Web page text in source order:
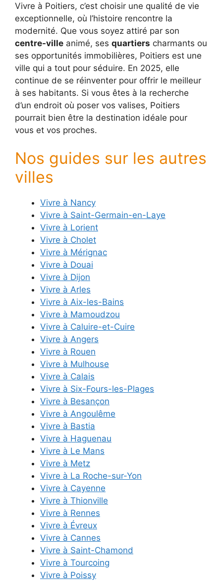
Vivre à Poitiers, c’est choisir une qualité de vie
exceptionnelle, où l’histoire rencontre la
modernité. Que vous soyez attiré par son
centre-ville animé, ses quartiers charmants ou
ses opportunités immobilières, Poitiers est une
ville qui a tout pour séduire. En 2025, elle
continue de se réinventer pour offrir le meilleur
à ses habitants. Si vous êtes à la recherche
d’un endroit où poser vos valises, Poitiers
pourrait bien être la destination idéale pour
vous et vos proches.
Nos guides sur les autres
villes
Vivre à Nancy
Vivre à Saint-Germain-en-Laye
Vivre à Lorient
Vivre à Cholet
Vivre à Mérignac
Vivre à Douai
Vivre à Dijon
Vivre à Arles
Vivre à Aix-les-Bains
Vivre à Mamoudzou
Vivre à Caluire-et-Cuire
Vivre à Angers
Vivre à Rouen
Vivre à Mulhouse
Vivre à Calais
Vivre à Six-Fours-les-Plages
Vivre à Besançon
Vivre à Angoulême
Vivre à Bastia
Vivre à Haguenau
Vivre à Le Mans
Vivre à Metz
Vivre à La Roche-sur-Yon
Vivre à Cayenne
Vivre à Thionville
Vivre à Rennes
Vivre à Évreux
Vivre à Cannes
Vivre à Saint-Chamond
Vivre à Tourcoing
Vivre à Poissy